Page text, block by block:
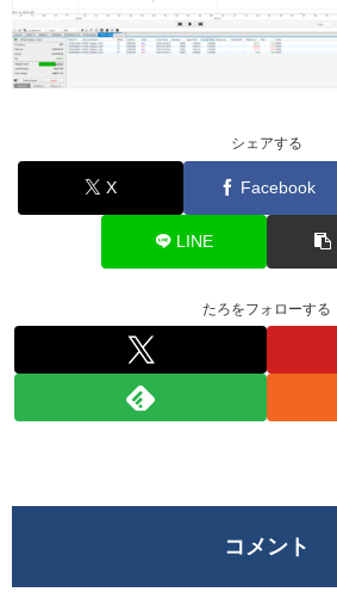
シェアする
X Facebook
LINE
たろをフォローする
コメント